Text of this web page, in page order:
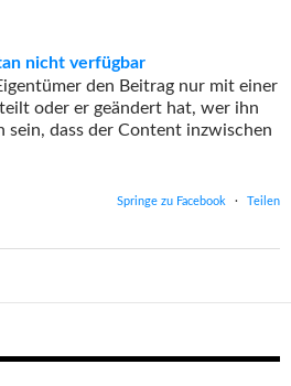
nicht verfügbar
den Beitrag nur mit einer
oder er geändert hat, wer ihn
sein, dass der Content inzwischen
Springe zu Facebook · Teilen